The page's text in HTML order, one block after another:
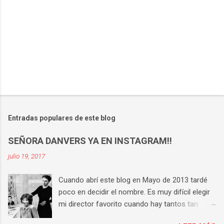
Entradas populares de este blog
SEÑORA DANVERS YA EN INSTAGRAM!!
julio 19, 2017
Cuando abrí este blog en Mayo de 2013 tardé
poco en decidir el nombre. Es muy difícil elegir
mi director favorito cuando hay tantos tan